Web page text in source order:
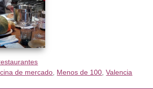
de mercado Menos de 100 ,Valencia